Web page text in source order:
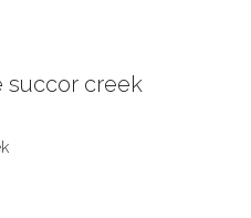
succor creek